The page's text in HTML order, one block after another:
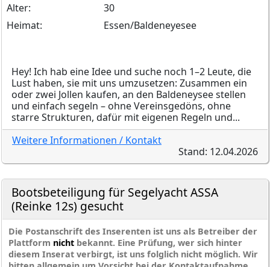
Alter:
30
Heimat:
Essen/Baldeneyesee
Hey! Ich hab eine Idee und suche noch 1–2 Leute, die
Lust haben, sie mit uns umzusetzen: Zusammen ein
oder zwei Jollen kaufen, an den Baldeneysee stellen
und einfach segeln – ohne Vereinsgedöns, ohne
starre Strukturen, dafür mit eigenen Regeln und...
Weitere Informationen / Kontakt
Stand: 12.04.2026
Bootsbeteiligung für Segelyacht ASSA
(Reinke 12s) gesucht
Die Postanschrift des Inserenten ist uns als Betreiber der
Plattform nicht bekannt. Eine Prüfung, wer sich hinter
diesem Inserat verbirgt, ist uns folglich nicht möglich. Wir